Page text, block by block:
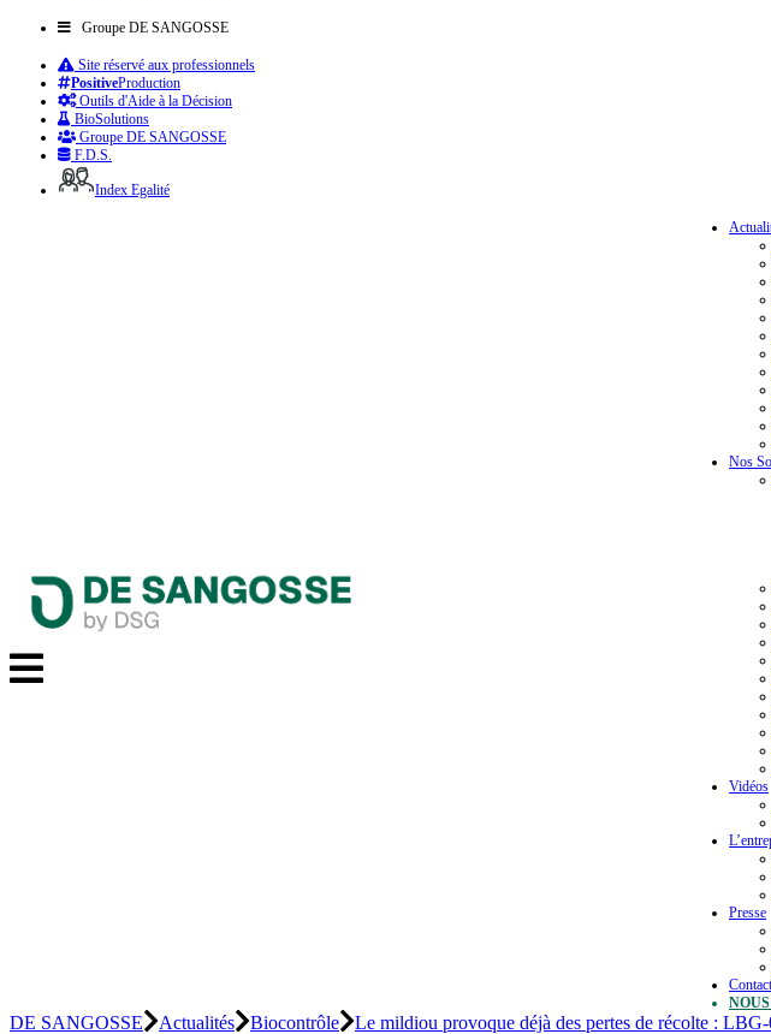
Groupe DE SANGOSSE
Site réservé aux professionnels
PositiveProduction
Outils d'Aide à la Décision
BioSolutions
Groupe DE SANGOSSE
F.D.S.
Index Egalité
Nos
Vidéos
Presse
Contact
DE SANGOSSE Actualités Biocontrôle Le mildiou provoque déjà des pertes de récolte :